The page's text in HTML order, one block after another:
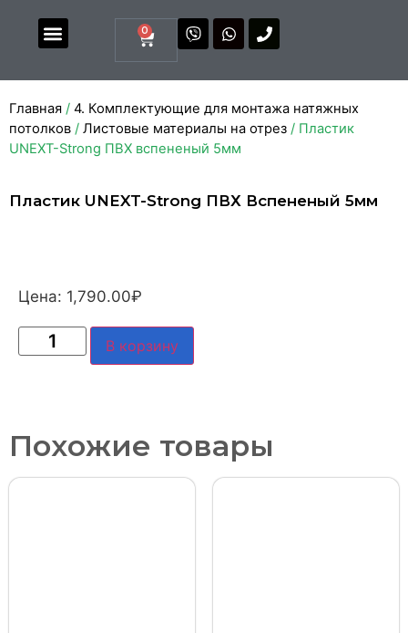
0
Главная / 4. Комплектующие для монтажа натяжных
потолков / Листовые материалы на отрез / Пластик
UNEXT-Strong ПВХ вспененый 5мм
Пластик UNEXT-Strong ПВХ Вспененый 5мм
Цена: 1,790.00₽
В корзину
Похожие товары